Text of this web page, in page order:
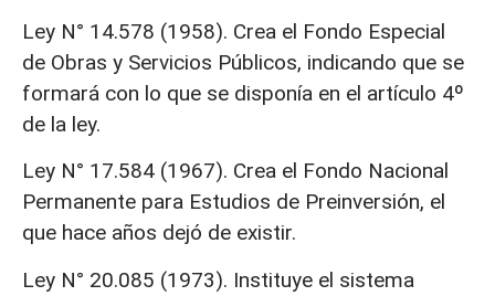
Ley N° 14.578 (1958). Crea el Fondo Especial
de Obras y Servicios Públicos, indicando que se
formará con lo que se disponía en el artículo 4º
de la ley.
Ley N° 17.584 (1967). Crea el Fondo Nacional
Permanente para Estudios de Preinversión, el
que hace años dejó de existir.
Ley N° 20.085 (1973). Instituye el sistema